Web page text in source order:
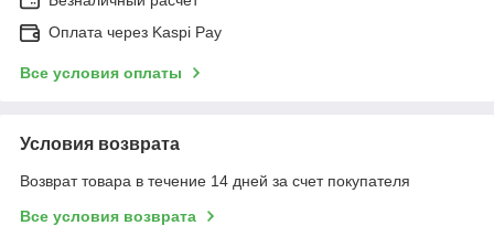
Оплата через Kaspi Pay
Все условия оплаты
Условия возврата
Возврат товара в течение 14 дней за счет покупателя
Все условия возврата